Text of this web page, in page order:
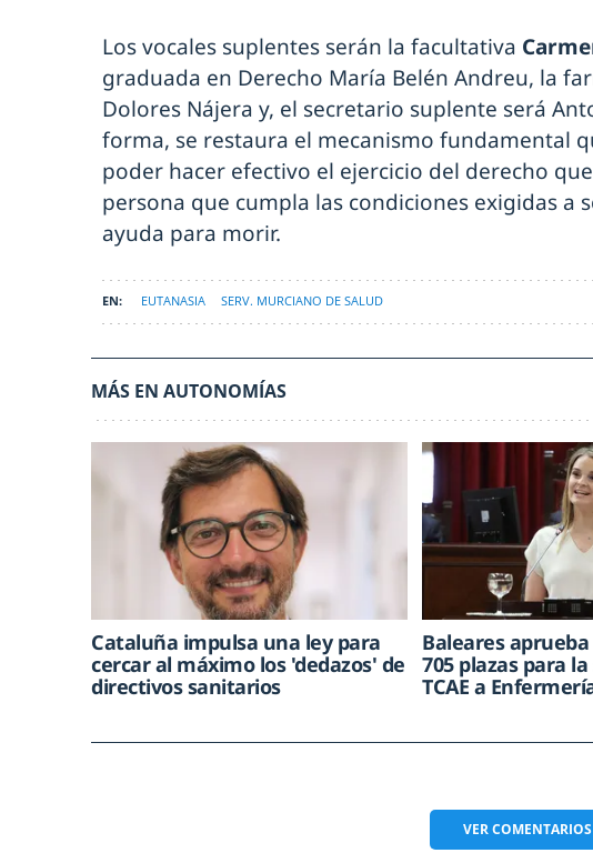
Los vocales suplentes serán la facultativa
graduada en Derecho María Belén Andreu, la
Dolores Nájera y, el secretario suplente será
forma, se restaura el mecanismo fundamental
poder hacer efectivo el ejercicio del derecho
persona que cumpla las condiciones exigidas a
ayuda para morir.
EUTANASIA SERV. MURCIANO DE SALUD
MÁS EN AUTONOMÍAS
Cataluña impulsa una ley para
cercar al máximo los 'dedazos' de
directivos sanitarios
Baleares aprueba
705 plazas para
TCAE a
VERCOMENTARIOS